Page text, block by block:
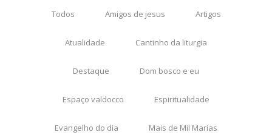
Todos Amigos de jesus Artigos
Atualidade Cantinho da liturgia
Destaque Dom bosco e eu
Espaço valdocco Espiritualidade
Evangelho do dia Mais de Mil Marias